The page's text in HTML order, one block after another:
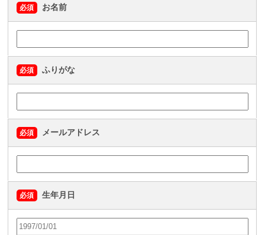
必須 お名前
必須 ふりがな
必須 メールアドレス
必須 生年月日